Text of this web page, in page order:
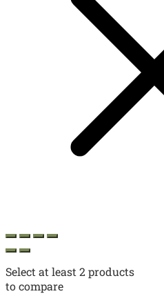
Select at least 2 products
to compare